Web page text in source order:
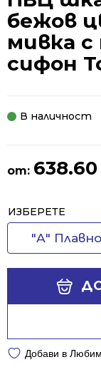
бежов
мивка
сифон
В наличност
от: 638.60
ИЗБЕРЕТЕ
"А"
Alternative:
Добави в